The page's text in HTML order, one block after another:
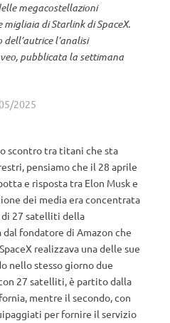
megacostellazioni
di Starlink di SpaceX.
l’analisi
pubblicata la settimana
2025
scontro tra titani che sta
pensiamo che il 28 aprile
e risposta tra Elon Musk e
dei media era concentrata
27 satelliti della
fondatore di Amazon che
realizzava una delle sue
nello stesso giorno due
27 satelliti, è partito dalla
mentre il secondo, con
per fornire il servizio